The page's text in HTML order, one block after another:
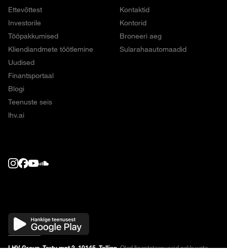
Ettevõttest
Investorile
Tööpakkumised
Kliendiandmete töötlemine
Uudised
Finantsportaal
Blogi
Teenuste seis
lhv.ai
Kontaktid
Kontorid
Broneeri aeg
Sularahaautomaadid
LHV Group, Tartu mnt 2, 10145, Tallinn.Oled finantsteenuseid pakkuvate